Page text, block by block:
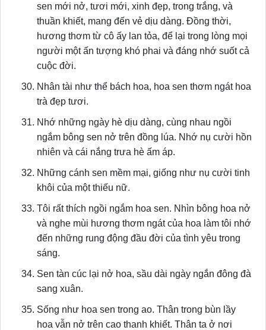
sen mới nở, tươi mới, xinh đẹp, trong trắng, và
thuần khiết, mang đến vẻ dịu dàng. Đồng thời,
hương thơm từ cô ấy lan tỏa, để lại trong lòng mọi
người một ấn tượng khó phai và đáng nhớ suốt cả
cuộc đời.
Nhân tài như thể bách hoa, hoa sen thơm ngát hoa
trà đẹp tươi.
Nhớ những ngày hè dịu dàng, cùng nhau ngồi
ngắm bông sen nở trên đồng lúa. Nhớ nụ cười hồn
nhiên và cái nắng trưa hè ấm áp.
Những cánh sen mềm mại, giống như nụ cười tinh
khôi của một thiếu nữ.
Tôi rất thích ngồi ngắm hoa sen. Nhìn bông hoa nở
và nghe mùi hương thơm ngát của hoa làm tôi nhớ
đến những rung động đầu đời của tình yêu trong
sáng.
Sen tàn cúc lại nở hoa, sầu dài ngày ngắn đông đà
sang xuân.
Sống như hoa sen trong ao. Thân trong bùn lầy
hoa vẫn nở trên cao thanh khiết. Thân ta ở nơi